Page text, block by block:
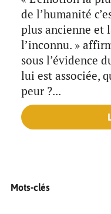
de l’humanité
plus ancienne et
l’inconnu. »
sous l’évidence
lui est associée,
peur ?...
Mots-clés